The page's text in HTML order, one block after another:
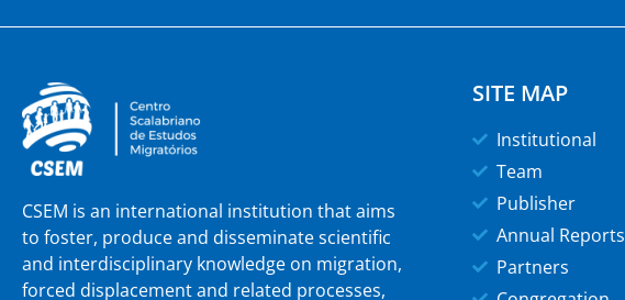
CSEM is an international institution that aims
to foster, produce and disseminate scientific
and interdisciplinary knowledge on migration,
forced displacement and related processes,
SITE MAP
Institutional
Team
Publisher
Annual Reports
Partners